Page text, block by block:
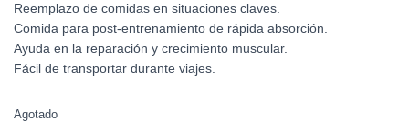
Reemplazo de comidas en situaciones claves.
Comida para post-entrenamiento de rápida absorción.
Ayuda en la reparación y crecimiento muscular.
Fácil de transportar durante viajes.
Agotado